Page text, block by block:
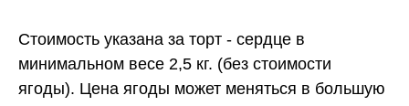
Стоимость указана за торт - сердце в
минимальном весе 2,5 кг. (без стоимости
ягоды). Цена ягоды может меняться в большую